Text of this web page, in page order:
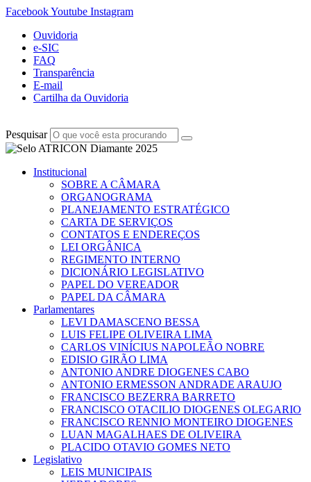
FacebookYoutube Instagram
Ouvidoria
e-SIC
FAQ
Transparência
E-mail
Cartilha da Ouvidoria
Pesquisar
Institucional
SOBRE A CÂMARA
ORGANOGRAMA
PLANEJAMENTO ESTRATÉGICO
CARTA DE SERVIÇOS
CONTATOS E ENDEREÇOS
LEI ORGÂNICA
REGIMENTO INTERNO
DICIONÁRIO LEGISLATIVO
PAPEL DO VEREADOR
PAPEL DA CÂMARA
Parlamentares
LEVI DAMASCENO BESSA
LUIS FELIPE OLIVEIRA LIMA
CARLOS VINÍCIUS NAPOLEÃO NOBRE
EDISIO GIRÃO LIMA
ANTONIO ANDRE DIOGENES CABO
ANTONIO ERMESSON ANDRADE ARAUJO
FRANCISCO BEZERRA BARRETO
FRANCISCO OTACILIO DIOGENES OLEGARIO
FRANCISCO RENNIO MONTEIRO DIOGENES
LUAN MAGALHAES DE OLIVEIRA
PLACIDO OTAVIO GOMES NETO
Legislativo
LEIS MUNICIPAIS